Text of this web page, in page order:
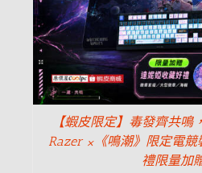
【蝦皮限定】毒發齊共鳴
Razer ×《鳴潮》限定電
禮限量加